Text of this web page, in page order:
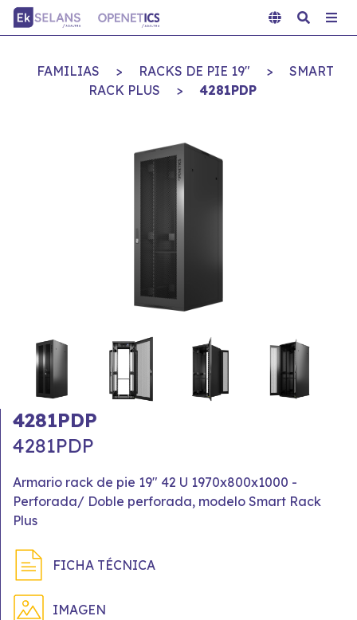
FAMILIAS > RACKS DE PIE 19" >
SMART
RACK PLUS
> 4281PDP
4281PDP
4281PDP
Armario rack de pie 19" 42 U 1970x800x1000 -
Perforada/ Doble perforada, modelo Smart Rack
Plus
FICHA TÉCNICA
IMAGEN